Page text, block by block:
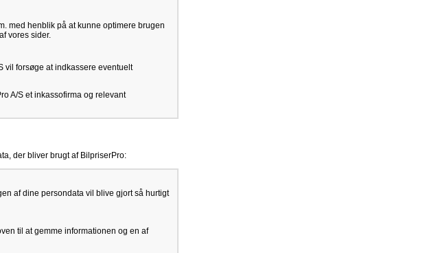
med henblik på at kunne optimere brugen
vores sider.
vil forsøge at indkassere eventuelt
A/S et inkassofirma og relevant
der bliver brugt af BilpriserPro:
af dine persondata vil blive gjort så hurtigt
til at gemme informationen og en af